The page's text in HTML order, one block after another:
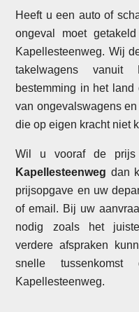
Heeft u een auto of
ongeval moet
Kapellesteenweg. Wij
takelwagens vanuit
bestemming in het land
van ongevalswagens
die op eigen kracht niet
Wil u vooraf de
Kapellesteenweg dan
prijsopgave en uw
of email. Bij uw
nodig zoals het
verdere afspraken
snelle
Kapellesteenweg.